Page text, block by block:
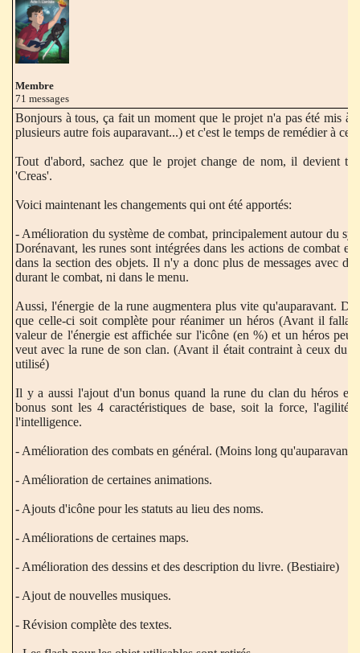
Membre
71 messages
Bonjours à tous, ça fait un moment que le projet n'a pas été mis à
plusieurs autre fois auparavant...) et c'est le temps de remédier à
Tout d'abord, sachez que le projet change de nom, il devient
'Creas'.
Voici maintenant les changements qui ont été apportés:
- Amélioration du système de combat, principalement autour du
Dorénavant, les runes sont intégrées dans les actions de combat et
dans la section des objets. Il n'y a donc plus de messages avec
durant le combat, ni dans le menu.
Aussi, l'énergie de la rune augmentera plus vite qu'auparavant.
que celle-ci soit complète pour réanimer un héros (Avant il
valeur de l'énergie est affichée sur l'icône (en %) et un héros
veut avec la rune de son clan. (Avant il était contraint à ceux du
utilisé)
Il y a aussi l'ajout d'un bonus quand la rune du clan du héros
bonus sont les 4 caractéristiques de base, soit la force, l'agilité
l'intelligence.
- Amélioration des combats en général. (Moins long qu'auparavant)
- Amélioration de certaines animations.
- Ajouts d'icône pour les statuts au lieu des noms.
- Améliorations de certaines maps.
- Amélioration des dessins et des description du livre. (Bestiaire)
- Ajout de nouvelles musiques.
- Révision complète des textes.